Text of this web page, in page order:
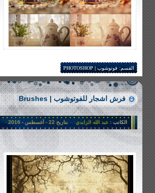
القسم:فوتوشوب | PHOTOSHOP
فرش اشجار للفوتوشوب | Brushes
الكاتب : عبد الله الزايدي بتاريخ 22 - أغسطس - 2016